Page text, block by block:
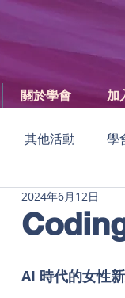
關於學會 加
其他活動 學
女科技人電子報
女科技人大會
2024年6月12日
AI 時代的女性